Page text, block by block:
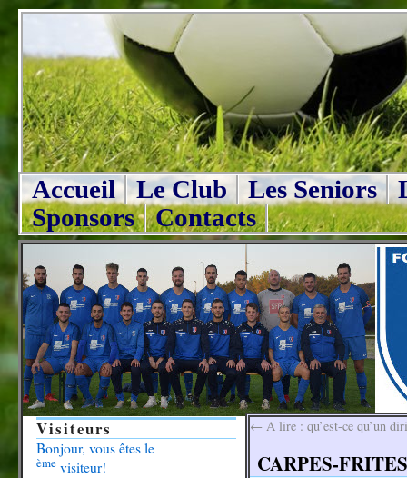
Accueil Le Club Les Seniors
Sponsors
Contacts
← A lire : qu’est-ce qu’un
CARPES-
Visiteurs
Bonjour, vous êtes le
ème visiteur!